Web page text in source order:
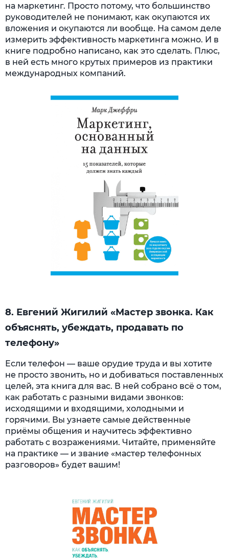
на маркетинг. Просто потому, что большинство
руководителей не понимают, как окупаются их
вложения и окупаются ли вообще. На самом деле
измерить эффективность маркетинга можно. И в
книге подробно написано, как это сделать. Плюс,
в ней есть много крутых примеров из практики
международных компаний.
8. Евгений Жигилий «Мастер звонка. Как
объяснять, убеждать, продавать по
телефону»
Если телефон — ваше орудие труда и вы хотите
не просто звонить, но и добиваться поставленных
целей, эта книга для вас. В ней собрано всё о том,
как работать с разными видами звонков:
исходящими и входящими, холодными и
горячими. Вы узнаете самые действенные
приёмы общения и научитесь эффективно
работать с возражениями. Читайте, применяйте
на практике — и звание «мастер телефонных
разговоров» будет вашим!